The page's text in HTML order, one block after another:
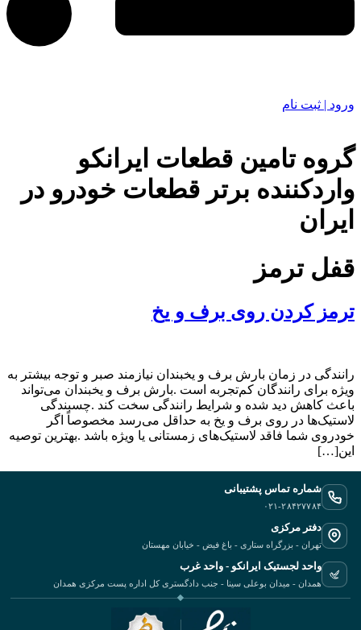
ورود | ثبت نام
گروه تامین قطعات ایرانکو
واردکننده برتر قطعات خودرو در
ایران
قفل ترمز
ترمز کردن روی برف و یخ
‬این‭ […]
شماره تماس پشتیبانی
۰۲۱-۲۸۴۲۷۷۸۴
دفتر مرکزی
تهران - بزرگراه ستاری - باغ فیض - خیابان مهستان
واحد لجستیک ایرانکو - واحد غرب
همدان - میدان بوعلی سینا - جنب دادگستری کل اداره پست مرکزی همدان